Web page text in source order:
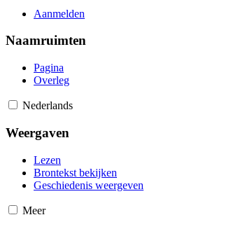
Aanmelden
Naamruimten
Pagina
Overleg
Nederlands
Weergaven
Lezen
Brontekst bekijken
Geschiedenis weergeven
Meer